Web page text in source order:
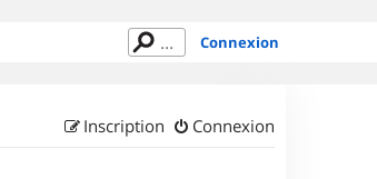
Connexion
Connexion
Inscription